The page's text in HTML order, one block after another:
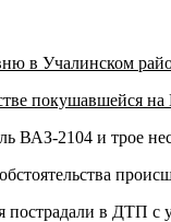
в Учалинском
покушавшейся
ВАЗ-2104 и трое
пострадали в ДТП с